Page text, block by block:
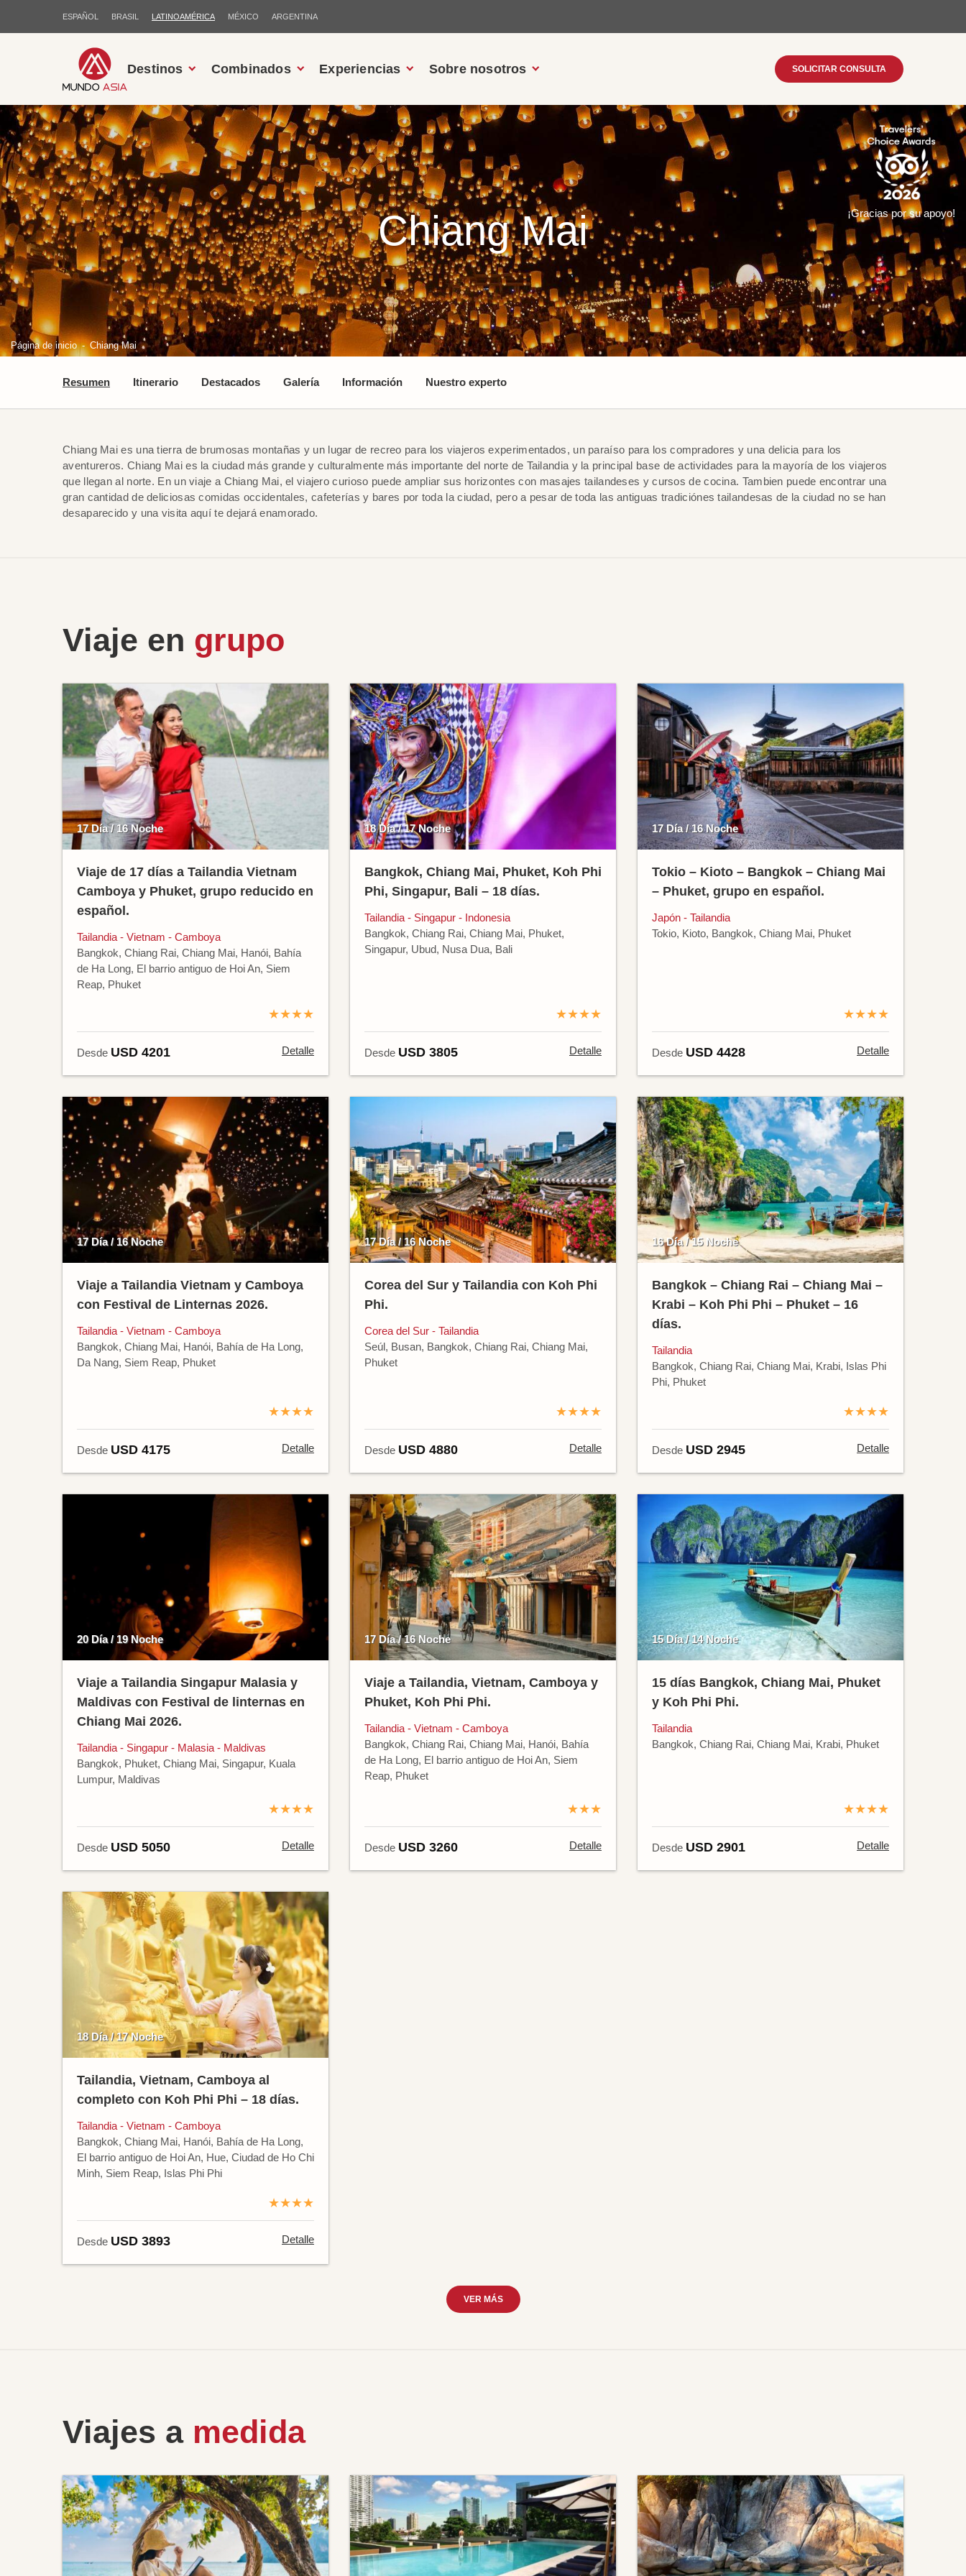
ESPAÑOL BRASIL LATINOAMÉRICA MÉXICO ARGENTINA
Destinos Combinados Experiencias Sobre nosotros SOLICITAR CONSULTA
Chiang Mai
Página de inicio Chiang Mai
¡Gracias por su apoyo!
Resumen Itinerario Destacados Galería Información Nuestro experto
Chiang Mai es una tierra de brumosas montañas y un lugar de recreo para los viajeros experimentados, un paraíso para los compradores y una delicia para los
aventureros. Chiang Mai es la ciudad más grande y culturalmente más importante del norte de Tailandia y la principal base de actividades para la mayoría de los viajeros
que llegan al norte. En un viaje a Chiang Mai, el viajero curioso puede ampliar sus horizontes con masajes tailandeses y cursos de cocina. Tambien puede encontrar una
gran cantidad de deliciosas comidas occidentales, cafeterías y bares por toda la ciudad, pero a pesar de toda las antiguas tradiciónes tailandesas de la ciudad no se han
desaparecido y una visita aquí te dejará enamorado.
Viaje en grupo
17 Día / 16 Noche
Viaje de 17 días a Tailandia Vietnam
Camboya y Phuket, grupo reducido en
español.
Tailandia - Vietnam - Camboya
Bangkok, Chiang Rai, Chiang Mai, Hanói, Bahía
de Ha Long, El barrio antiguo de Hoi An, Siem
Reap, Phuket
★★★★
Desde USD 4201 Detalle
18 Día / 17 Noche
Bangkok, Chiang Mai, Phuket, Koh Phi
Phi, Singapur, Bali – 18 días.
Tailandia - Singapur - Indonesia
Bangkok, Chiang Rai, Chiang Mai, Phuket,
Singapur, Ubud, Nusa Dua, Bali
★★★★
Desde USD 3805 Detalle
17 Día / 16 Noche
Tokio – Kioto – Bangkok – Chiang Mai
– Phuket, grupo en español.
Japón - Tailandia
Tokio, Kioto, Bangkok, Chiang Mai, Phuket
★★★★
Desde USD 4428 Detalle
17 Día / 16 Noche
Viaje a Tailandia Vietnam y Camboya
con Festival de Linternas 2026.
Tailandia - Vietnam - Camboya
Bangkok, Chiang Mai, Hanói, Bahía de Ha Long,
Da Nang, Siem Reap, Phuket
★★★★
Desde USD 4175 Detalle
17 Día / 16 Noche
Corea del Sur y Tailandia con Koh Phi
Phi.
Corea del Sur - Tailandia
Seúl, Busan, Bangkok, Chiang Rai, Chiang Mai,
Phuket
★★★★
Desde USD 4880 Detalle
16 Día / 15 Noche
Bangkok – Chiang Rai – Chiang Mai –
Krabi – Koh Phi Phi – Phuket – 16
días.
Tailandia
Bangkok, Chiang Rai, Chiang Mai, Krabi, Islas Phi
Phi, Phuket
★★★★
Desde USD 2945 Detalle
20 Día / 19 Noche
Viaje a Tailandia Singapur Malasia y
Maldivas con Festival de linternas en
Chiang Mai 2026.
Tailandia - Singapur - Malasia - Maldivas
Bangkok, Phuket, Chiang Mai, Singapur, Kuala
Lumpur, Maldivas
★★★★
Desde USD 5050 Detalle
17 Día / 16 Noche
Viaje a Tailandia, Vietnam, Camboya y
Phuket, Koh Phi Phi.
Tailandia - Vietnam - Camboya
Bangkok, Chiang Rai, Chiang Mai, Hanói, Bahía
de Ha Long, El barrio antiguo de Hoi An, Siem
Reap, Phuket
★★★
Desde USD 3260 Detalle
15 Día / 14 Noche
15 días Bangkok, Chiang Mai, Phuket
y Koh Phi Phi.
Tailandia
Bangkok, Chiang Rai, Chiang Mai, Krabi, Phuket
★★★★
Desde USD 2901 Detalle
18 Día / 17 Noche
Tailandia, Vietnam, Camboya al
completo con Koh Phi Phi – 18 días.
Tailandia - Vietnam - Camboya
Bangkok, Chiang Mai, Hanói, Bahía de Ha Long,
El barrio antiguo de Hoi An, Hue, Ciudad de Ho Chi
Minh, Siem Reap, Islas Phi Phi
★★★★
Desde USD 3893 Detalle
VER MÁS
Viajes a medida